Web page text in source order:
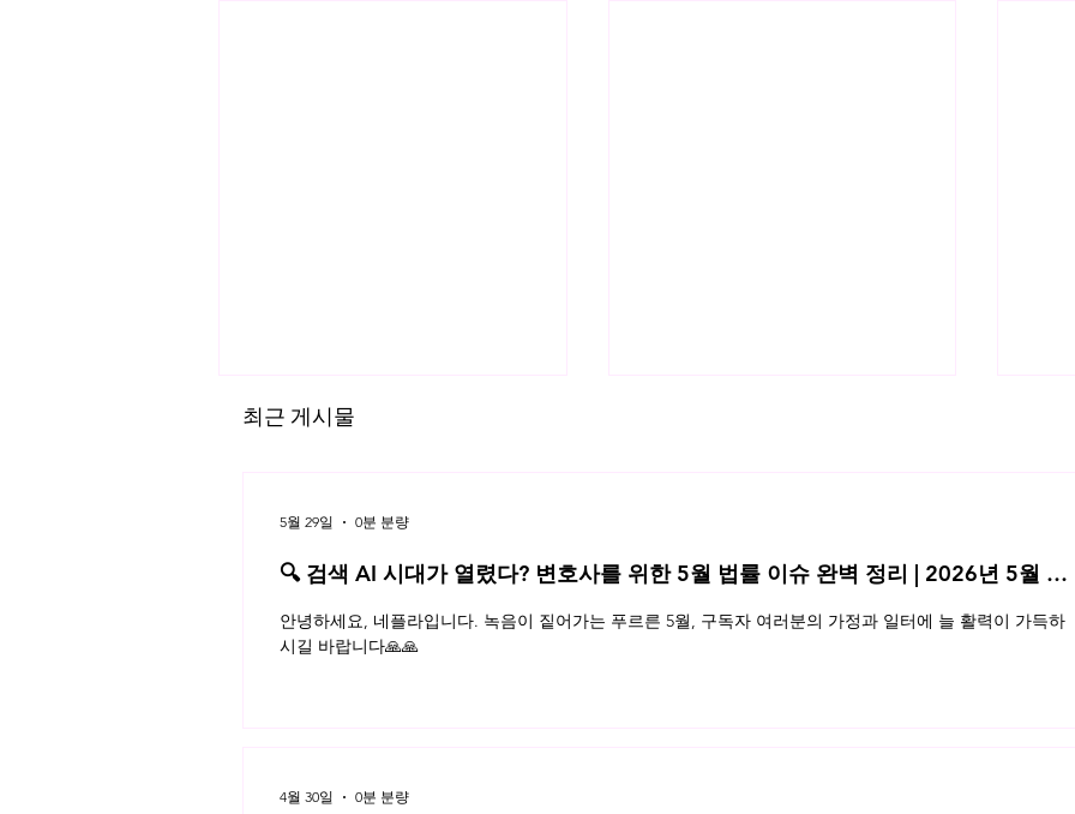
특허소송 BM 발명
특허권침해 공유자 심판 심결취소
소송
최근 게시물
🔍 검색 AI 시대가 열렸다? 변호사를 위한 5월 법률 이슈 완벽 정리 | 2026년 5월 네
플라 법률레터
안녕하세요, 네플라입니다. 녹음이 짙어가는 푸르른 5월, 구독자 여러분의 가정과 일터에 늘 활력이 가득하
시길 바랍니다🙏🙏
5월 29일 0분 분량
4월 30일 0분 분량